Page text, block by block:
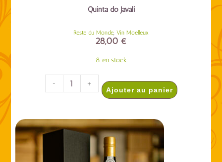
Quinta do Javali
Reste du Monde, Vin Moelleux
28,00 €
8 en stock
- +
Ajouter au panier